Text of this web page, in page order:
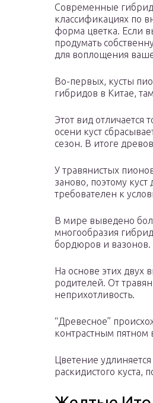
Современные
классификациях по
форма цветка. Если
продумать
для воплощения
Во-первых, кусты
гибридов в Китае,
Этот вид
осени куст
сезон. В итоге
У травянистых
заново, поэтому
требователен к
В мире выведено
многообразия
бордюров и вазонов.
На основе этих
родителей. От
неприхотливость.
“Древесное”
контрастным пятном
Цветение
раскидистого куста,